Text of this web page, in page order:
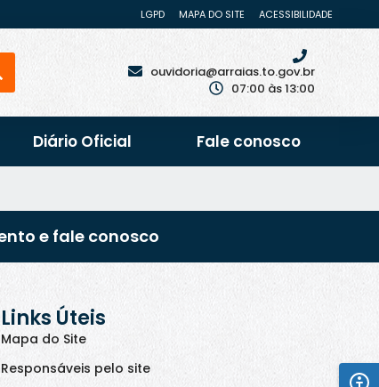
LGPD MAPA DO SITE ACESSIBILIDADE
ouvidoria@arraias.to.gov.br
07:00 às 13:00
Diário Oficial Fale conosco
e fale conosco
Links Úteis
Mapa do Site
Responsáveis pelo site